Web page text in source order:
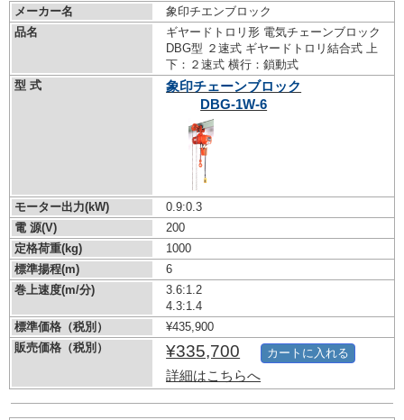
メーカー名
象印チエンブロック
品名
ギヤードトロリ形 電気チェーンブロック
DBG型 ２速式 ギヤードトロリ結合式 上
下：２速式 横行：鎖動式
型 式
象印チェーンブロック
DBG-1W-6
モーター出力(kW)
0.9:0.3
電 源(V)
200
定格荷重(kg)
1000
標準揚程(m)
6
巻上速度(m/分)
3.6:1.2
4.3:1.4
標準価格（税別）
¥435,900
販売価格（税別）
¥335,700
詳細はこちらへ
カートに入れる